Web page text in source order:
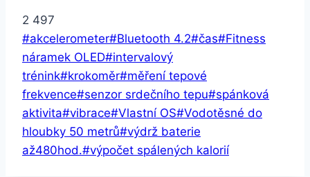
2 497
Štítky
příspěvků:
#akcelerometer#Bluetooth 4.2#čas#Fitness
náramek OLED#intervalový
trénink#krokoměr#měření tepové
frekvence#senzor srdečního tepu#spánková
aktivita#vibrace#Vlastní OS#Vodotěsné do
hloubky 50 metrů#výdrž baterie
až480hod.#výpočet spálených kalorií